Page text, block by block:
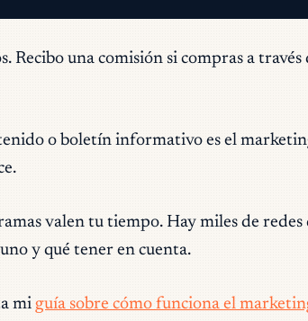
una comisión si compras a
o boletín informativo es el
valen tu tiempo. Hay miles de
y qué tener en cuenta.
mi guía sobre cómo funciona el